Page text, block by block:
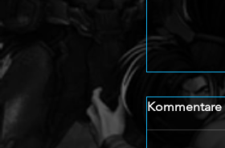
Kommentare